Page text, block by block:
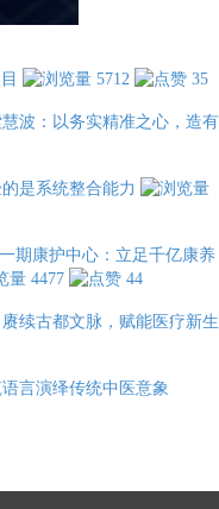
5712 35
波：以务实精准之心，造有
是系统整合能力
期康护中心：立足千亿康养
4477 44
续古都文脉，赋能医疗新生
言演绎传统中医意象